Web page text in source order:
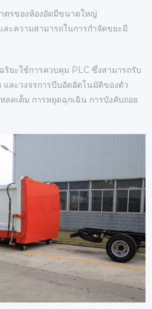
ตรของห้องอัดมีขนาดใหญ่
ะความสามารถในการกำจัดขยะมี
ยะใช้การควบคุม PLC ซึ่งสามารถรับ
ละวงจรการบีบอัดอัตโนมัติของตัว
ลดเต็ม การหยุดฉุกเฉิน การบังคับถอย